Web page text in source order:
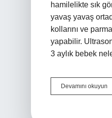
hamilelikte sık
yavaş yavaş
kollarını ve
yapabilir.
3 aylık bebek
Devamını okuyun